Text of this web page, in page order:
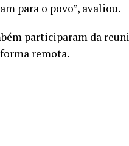
para o povo”, avaliou.
participaram da
remota.